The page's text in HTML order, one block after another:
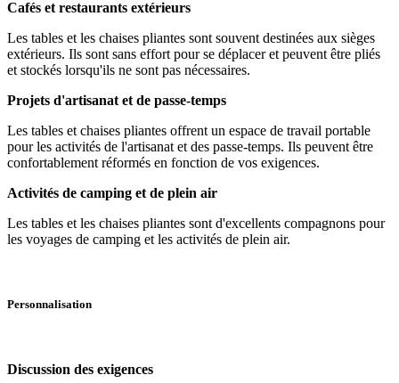
Cafés et restaurants extérieurs
Les tables et les chaises pliantes sont souvent destinées aux sièges
extérieurs. Ils sont sans effort pour se déplacer et peuvent être pliés
et stockés lorsqu'ils ne sont pas nécessaires.
Projets d'artisanat et de passe-temps
Les tables et chaises pliantes offrent un espace de travail portable
pour les activités de l'artisanat et des passe-temps. Ils peuvent être
confortablement réformés en fonction de vos exigences.
Activités de camping et de plein air
Les tables et les chaises pliantes sont d'excellents compagnons pour
les voyages de camping et les activités de plein air.
Personnalisation
Discussion des exigences